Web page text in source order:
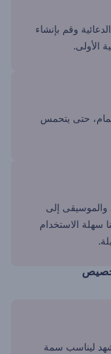
وقم بإنشاء
الأولى.
حتى يتحمس
إلى
سهلة الاستخدام
ليناسب سمة